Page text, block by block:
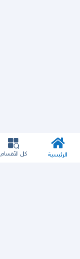
الرئيسية كل الأقسام